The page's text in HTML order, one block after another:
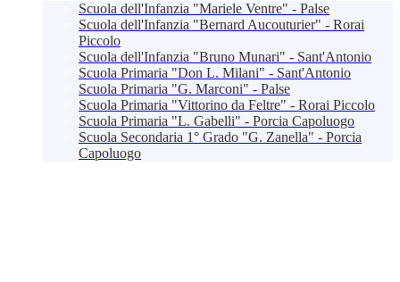
Scuola dell'Infanzia "Mariele Ventre" - Palse
Scuola dell'Infanzia "Bernard Aucouturier" - Rorai
Piccolo
Scuola dell'Infanzia "Bruno Munari" - Sant'Antonio
Scuola Primaria "Don L. Milani" - Sant'Antonio
Scuola Primaria "G. Marconi" - Palse
Scuola Primaria "Vittorino da Feltre" - Rorai Piccolo
Scuola Primaria "L. Gabelli" - Porcia Capoluogo
Scuola Secondaria 1° Grado "G. Zanella" - Porcia
Capoluogo